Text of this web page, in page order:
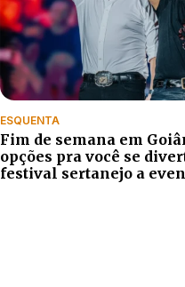
ESQUENTA
Fim de semana em
opções pra você se
festival sertanejo a